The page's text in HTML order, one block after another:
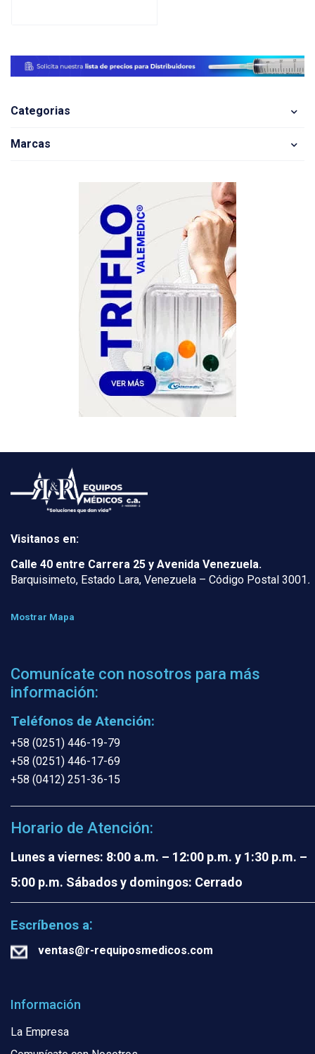
Categorias
Marcas
Visitanos en:
Calle 40 entre Carrera 25 y Avenida Venezuela.
Barquisimeto, Estado Lara, Venezuela – Código Postal 3001.
Mostrar Mapa
Comunícate con nosotros para más
información:
Teléfonos de Atención:
+58 (0251) 446-19-79
+58 (0251) 446-17-69
+58 (0412) 251-36-15
Horario de Atención:
Lunes a viernes: 8:00 a.m. – 12:00 p.m. y 1:30 p.m. –
5:00 p.m. Sábados y domingos: Cerrado
Escríbenos a:
ventas@r-requiposmedicos.com
Información
La Empresa